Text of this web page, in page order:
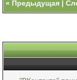
« Предыдущая |